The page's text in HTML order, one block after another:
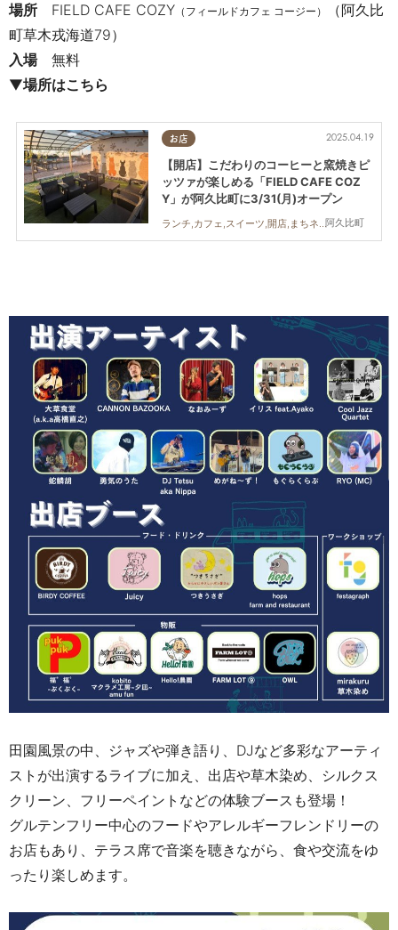
場所 FIELD CAFE COZY （フィールドカフェ コージー）
（阿久比
町草木戎海道79）
入場無料
▼場所はこちら
お店
阿久比町
2025.04.19
【開店】こだわりのコーヒーと窯焼きピ
ッツァが楽しめる「FIELD CAFE COZ
Y」が阿久比町に3/31(月)オープン
ランチ,カフェ,スイーツ,開店,まちネタ,ペット
田園風景の中、ジャズや弾き語り、DJなど多彩なアーティ
ストが出演するライブに加え、出店や草木染め、シルクス
クリーン、フリーペイントなどの体験ブースも登場！
グルテンフリー中心のフードやアレルギーフレンドリーの
お店もあり、テラス席で音楽を聴きながら、食や交流をゆ
ったり楽しめます。